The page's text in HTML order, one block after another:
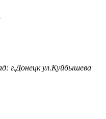
г.Донецк ул.Куйбышева